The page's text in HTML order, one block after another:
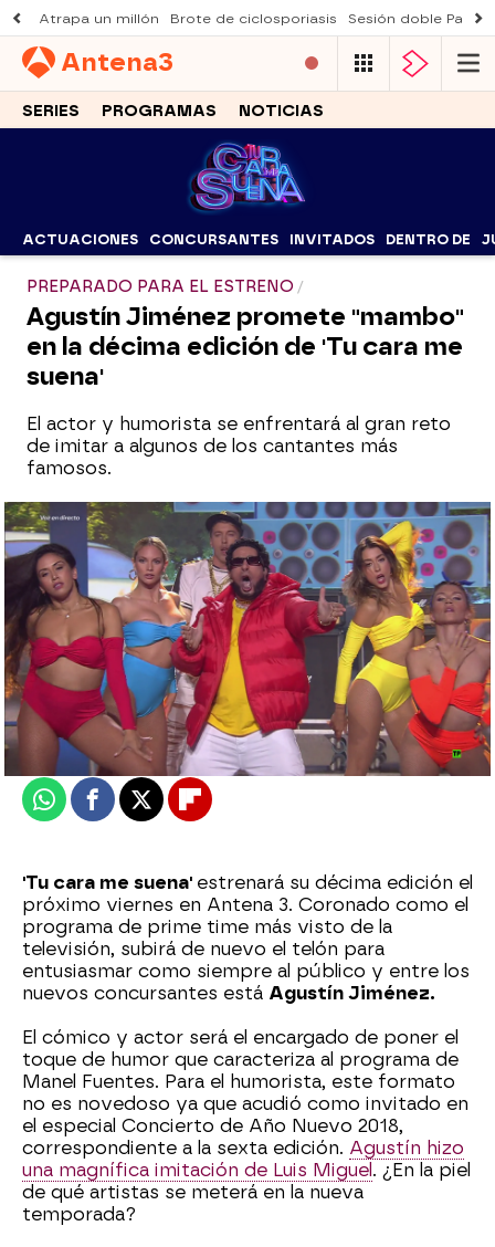
Atrapa un millón Brote de ciclosporiasis Sesión doble
Antena3
SERIES PROGRAMAS NOTICIAS
ACTUACIONES CONCURSANTES INVITADOS DENTRO DE
PREPARADO PARA EL ESTRENO
Agustín Jiménez promete "mambo"
en la décima edición de 'Tu cara me
suena'
El actor y humorista se enfrentará al gran reto
de imitar a algunos de los cantantes más
famosos.
Alberto Mendo
Actualizado:17 de marzo de 2023, 17:34
Publicado:24 de febrero de 2023, 22:04
WhatsappFacebook
X Flipboard
'Tu cara me suena' estrenará su décima edición el
próximo viernes en Antena 3. Coronado como el
programa de prime time más visto de la
televisión, subirá de nuevo el telón para
entusiasmar como siempre al público y entre los
nuevos concursantes está Agustín Jiménez.
El cómico y actor será el encargado de poner el
toque de humor que caracteriza al programa de
Manel Fuentes. Para el humorista, este formato
no es novedoso ya que acudió como invitado en
el especial Concierto de Año Nuevo 2018,
correspondiente a la sexta edición. Agustín hizo
una magnífica imitación de Luis Miguel . ¿En la piel
de qué artistas se meterá en la nueva
temporada?